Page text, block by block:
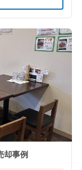
却事例